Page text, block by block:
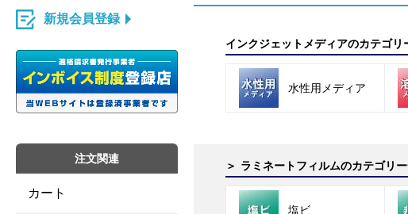
インクジェットメディアのカテゴリ
水性用メディア
＞ ラミネートフィルムのカテゴリ
塩ビ
新規会員登録
注文関連
カート